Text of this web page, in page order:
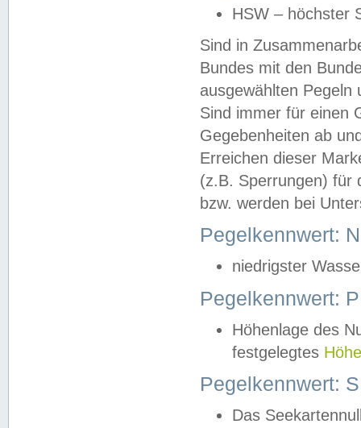
HSW – höchster
Sind in
Bundes mit den
ausgewählten
Sind immer für einen
Gegebenheiten ab
Erreichen dieser
(z.B. Sperrungen) für
bzw. werden bei
Pegelkennwert:
niedrigster
Pegelkennwert:
Höhenlage des
festgelegtes
Pegelkennwert:
Das